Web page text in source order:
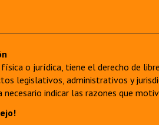
física o jurídica, tiene el derecho de
legislativos, administrativos y
necesario indicar las razones que